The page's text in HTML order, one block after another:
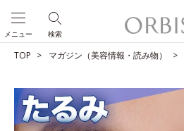
検索
メニュー
TOP マガジン（美容情報・読み物）